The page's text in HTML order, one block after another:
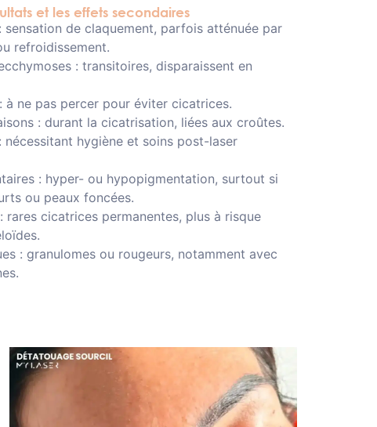
et les effets secondaires
de claquement, parfois atténuée par
refroidissement.
: transitoires, disparaissent en
à ne pas percer pour éviter cicatrices.
: durant la cicatrisation, liées aux croûtes.
nécessitant hygiène et soins post-laser
: hyper- ou hypopigmentation, surtout si
ou peaux foncées.
cicatrices permanentes, plus à risque
: granulomes ou rougeurs, notamment avec